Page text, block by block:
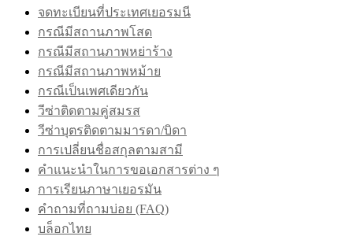
จดทะเบียนที่ประเทศเยอรมนี
กรณีมีสถานภาพโสด
กรณีมีสถานภาพหย่าร้าง
กรณีมีสถานภาพหม้าย
กรณีเป็นเพศเดียวกัน
วีซ่าติดตามคู่สมรส
วีซ่าบุตรติดตามมารดา/บิดา
การเปลี่ยนชื่อสกุลตามสามี
คำแนะนำในการขอเอกสารต่าง ๆ
การเรียนภาษาเยอรมัน
คำถามที่ถามบ่อย (FAQ)
บล็อกไทย